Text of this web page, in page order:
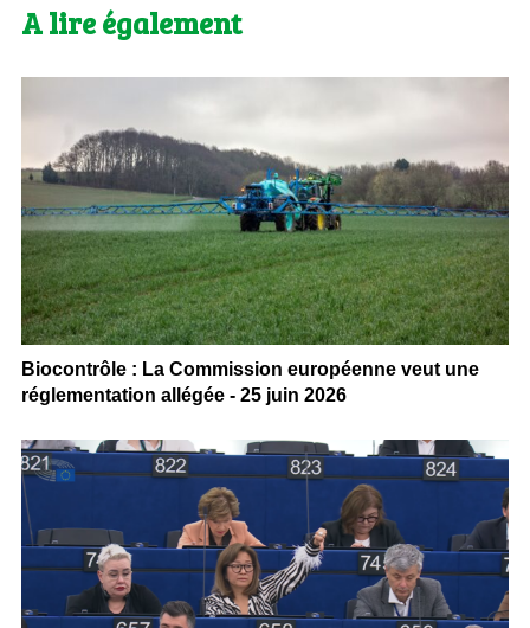
A lire également
Biocontrôle : La Commission européenne veut une
réglementation allégée - 25 juin 2026